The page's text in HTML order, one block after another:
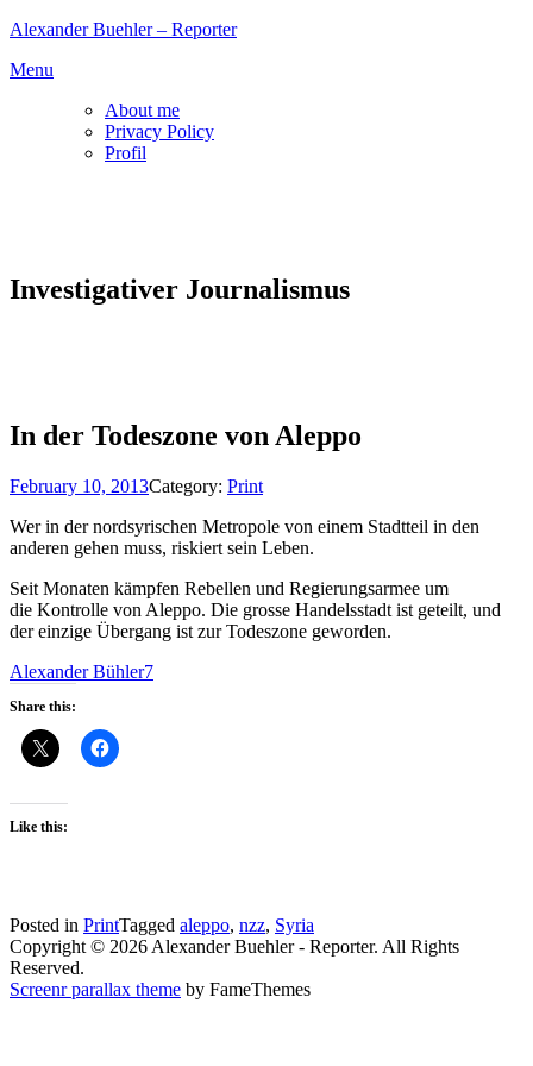
Skip
content
Alexander Buehler – Reporter
Menu
About me
Privacy Policy
Profil
Investigativer Journalismus
In der Todeszone von Aleppo
February 10, 2013Category: Print
Wer in der nordsyrischen Metropole von einem Stadtteil in den
anderen gehen muss, riskiert sein Leben.
Seit Monaten kämpfen Rebellen und Regierungsarmee um
die Kontrolle von Aleppo. Die grosse Handelsstadt ist geteilt, und
der einzige Übergang ist zur Todeszone geworden.
Alexander Bühler7
Share this:
Like this:
Posted in PrintTagged aleppo, nzz, Syria
Copyright © 2026 Alexander Buehler - Reporter. All Rights
Reserved.
Screenr parallax theme by FameThemes